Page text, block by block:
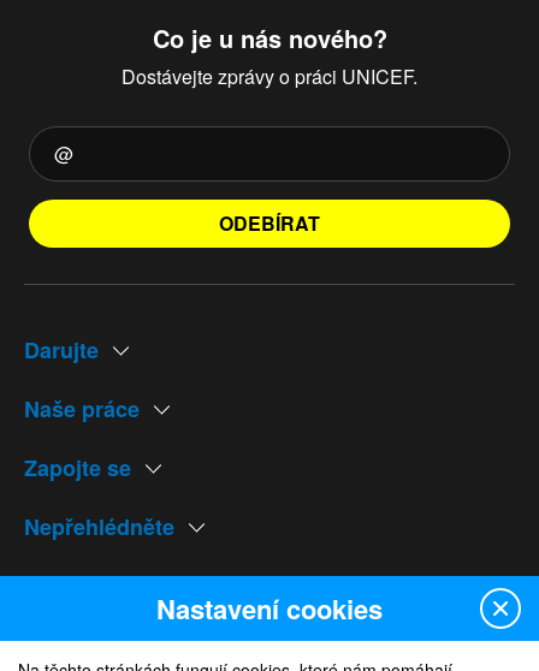
Co je u nás nového?
Dostávejte zprávy o práci UNICEF.
ODEBÍRAT
Darujte
Naše práce
Zapojte se
Nepřehlédněte
Naše weby
Nastavení cookies